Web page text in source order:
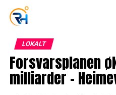
LOKALT
Forsvarsplanen
milliarder –